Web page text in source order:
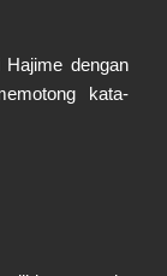
dengan
kata-